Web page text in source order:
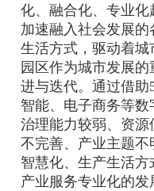
化、融合化、专业
加速融入社会发展
生活方式，驱动着城
园区作为城市发展
进与迭代。通过借助
智能、电子商务等
治理能力较弱、资
不完善、产业主题
智慧化、生产生活方
产业服务专业化的发